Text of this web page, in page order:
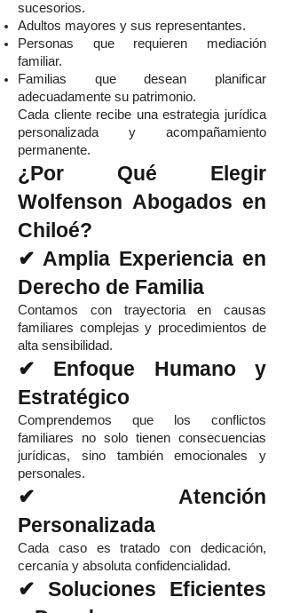
sucesorios.
Adultos mayores y sus representantes.
Personas que requieren mediación
familiar.
Familias que desean planificar
adecuadamente su patrimonio.
Cada cliente recibe una estrategia jurídica
personalizada y acompañamiento
permanente.
¿Por Qué Elegir
Wolfenson Abogados en
Chiloé?
✔ Amplia Experiencia en
Derecho de Familia
Contamos con trayectoria en causas
familiares complejas y procedimientos de
alta sensibilidad.
✔ Enfoque Humano y
Estratégico
Comprendemos que los conflictos
familiares no solo tienen consecuencias
jurídicas, sino también emocionales y
personales.
✔ Atención
Personalizada
Cada caso es tratado con dedicación,
cercanía y absoluta confidencialidad.
✔ Soluciones Eficientes